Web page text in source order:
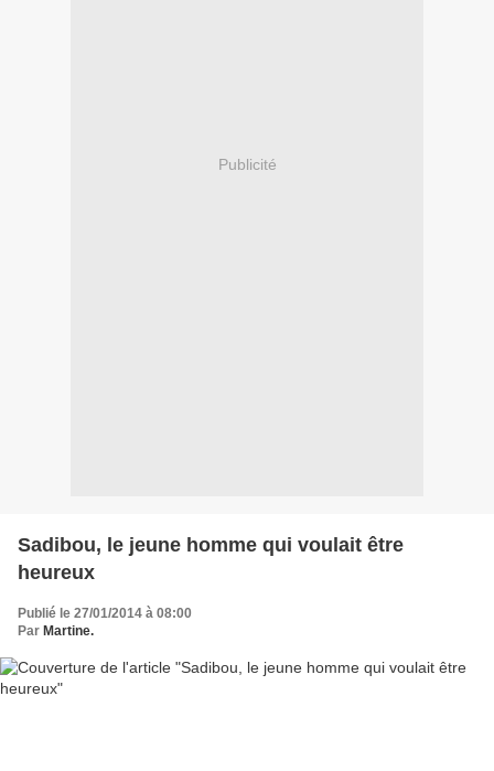
Publicité
Sadibou, le jeune homme qui voulait être
heureux
Publié le 27/01/2014 à 08:00
Par Martine.